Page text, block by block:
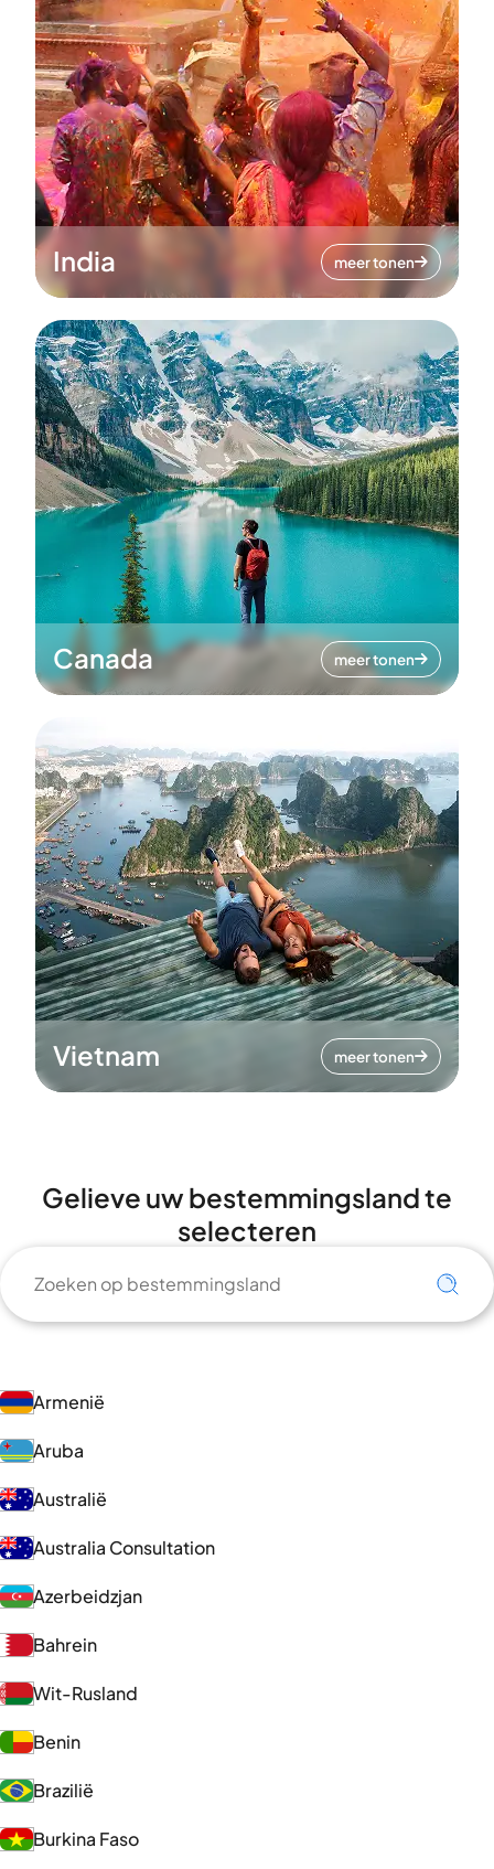
India meer tonen
Canada meer tonen
Vietnam meer tonen
Gelieve uw bestemmingsland te
selecteren
Armenië
Aruba
Australië
Australia Consultation
Azerbeidzjan
Bahrein
Wit-Rusland
Benin
Brazilië
Burkina Faso